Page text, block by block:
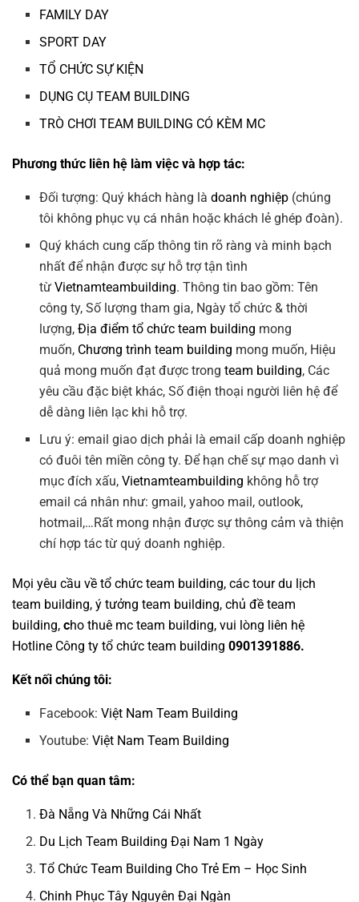
FAMILY DAY
SPORT DAY
TỔ CHỨC SỰ KIỆN
DỤNG CỤ TEAM BUILDING
TRÒ CHƠI TEAM BUILDING CÓ KÈM MC
Phương thức liên hệ làm việc và hợp tác:
Đối tượng: Quý khách hàng làdoanh nghiệp (chúng
tôi không phục vụ cá nhân hoặc khách lẻ ghép đoàn).
Quý khách cung cấp thông tin rõ ràng và minh bạch
nhất để nhận được sự hỗ trợ tận tình
từVietnamteambuilding. Thông tin bao gồm: Tên
công ty, Số lượng tham gia, Ngày tổ chức & thời
lượng,Địa điểm tổ chức team building mong
muốn, Chương trình team building mong muốn, Hiệu
quả mong muốn đạt được trongteam building, Các
yêu cầu đặc biệt khác, Số điện thoại người liên hệ để
dễ dàng liên lạc khi hỗ trợ.
Lưu ý: email giao dịch phải là email cấp doanh nghiệp
có đuôi tên miền công ty. Để hạn chế sự mạo danh vì
mục đích xấu,Vietnamteambuilding không hỗ trợ
email cá nhân như: gmail, yahoo mail, outlook,
hotmail,…Rất mong nhận được sự thông cảm và thiện
chí hợp tác từ quý doanh nghiệp.
Mọi yêu cầu về tổ chức team building, các tourdu lịch
team building, ý tưởng team building, chủ đề team
building, cho thuê mc team building, vui lòng liên hệ
Hotline Công ty tổ chức team building 0901391886.
Kết nối chúng tôi:
Facebook:Việt Nam Team Building
Youtube:Việt Nam Team Building
Có thể bạn quan tâm:
Đà Nẵng Và Những Cái Nhất
Du Lịch Team Building Đại Nam 1 Ngày
Tổ Chức Team Building Cho Trẻ Em – Học Sinh
Chinh Phục Tây Nguyên Đại Ngàn